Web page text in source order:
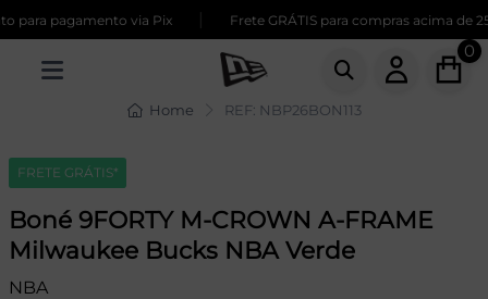
para pagamento via Pix Frete GRÁTIS para compras acima de
0
Home REF: NBP26BON113
FRETE GRÁTIS*
Boné 9FORTY M-CROWN A-FRAME
Milwaukee Bucks NBA Verde
NBA